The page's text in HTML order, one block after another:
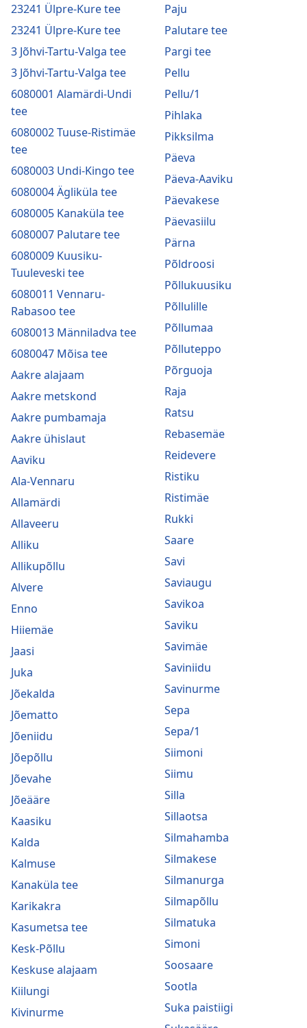
23241 Ülpre-Kure tee
23241 Ülpre-Kure tee
3 Jõhvi-Tartu-Valga tee
3 Jõhvi-Tartu-Valga tee
6080001 Alamärdi-Undi
tee
6080002 Tuuse-Ristimäe
tee
6080003 Undi-Kingo tee
6080004 Ägliküla tee
6080005 Kanaküla tee
6080007 Palutare tee
6080009 Kuusiku-
Tuuleveski tee
6080011 Vennaru-
Rabasoo tee
6080013 Männiladva tee
6080047 Mõisa tee
Aakre alajaam
Aakre metskond
Aakre pumbamaja
Aakre ühislaut
Aaviku
Ala-Vennaru
Allamärdi
Allaveeru
Alliku
Allikupõllu
Alvere
Enno
Hiiemäe
Jaasi
Juka
Jõekalda
Jõematto
Jõeniidu
Jõepõllu
Jõevahe
Jõeääre
Kaasiku
Kalda
Kalmuse
Kanaküla tee
Karikakra
Kasumetsa tee
Kesk-Põllu
Keskuse alajaam
Kiilungi
Kivinurme
Paju
Palutare tee
Pargi tee
Pellu
Pellu/1
Pihlaka
Pikksilma
Päeva
Päeva-Aaviku
Päevakese
Päevasiilu
Pärna
Põldroosi
Põllukuusiku
Põllulille
Põllumaa
Põlluteppo
Põrguoja
Raja
Ratsu
Rebasemäe
Reidevere
Ristiku
Ristimäe
Rukki
Saare
Savi
Saviaugu
Savikoa
Saviku
Savimäe
Saviniidu
Savinurme
Sepa
Sepa/1
Siimoni
Siimu
Silla
Sillaotsa
Silmahamba
Silmakese
Silmanurga
Silmapõllu
Silmatuka
Simoni
Soosaare
Sootla
Suka paistiigi